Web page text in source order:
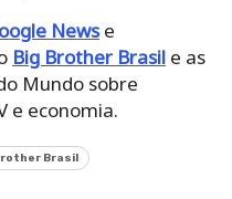
Newse
Big Brother Brasil e as
Mundo sobre
e economia.
Brasil